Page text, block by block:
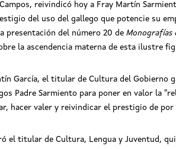
reivindicó hoy a Fray Martín
del uso del gallego que potencie su
presentación del número 20 de Monografías
la ascendencia materna de esta ilustre
García, el titular de Cultura del Gobierno
Padre Sarmiento para poner en valor la
hacer valer y reivindicar el prestigio de por
el titular de Cultura, Lengua y Juventud,